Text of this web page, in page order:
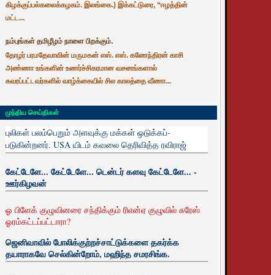
கிழக்குப்பல்கலைக்கழகம். இலங்கை.) இக்கட்டுரை, “ஈழத்தின்
மட்ட...
நம்புங்கள் தமிழீழம் நாளை பிறக்கும்.
தோழர் பரமதேவாவின் மருமகன் எஸ். எஸ். கணேந்திரன் காசி
அண்ணா உங்களின் உணர்ச்சிகரமான வசனங்களால்
கவரப்பட்டவர்களில் வாழ்க்கையில் சில காலத்தை வீணா...
முந்திய செய்திகள்
புலிகள் பலம்பெறும் அளவுக்கு மக்கள் ஒடுக்கப்-
படுகின்றனர். USA யிடம் கவலை தெரிவித்த ரவிராஜ்
கேட்டேளே... கேட்டேளே... டென்டர் களவு கேட்டேளே... -
ஊர்கிழவன்
ஓ பிளேக் குழுவினரை சந்திக்கும் ரிஎன்ஏ குழுவில் சுரேஸ்
ஓரம்கட்டப்பட்டாரா?
ஜெனிவாவில் போலிக்குற்றச்சாட்டுக்களை தகர்க்க
தயாராகவே செல்கின்றோம், மஹிந்த சமரசிங்க.